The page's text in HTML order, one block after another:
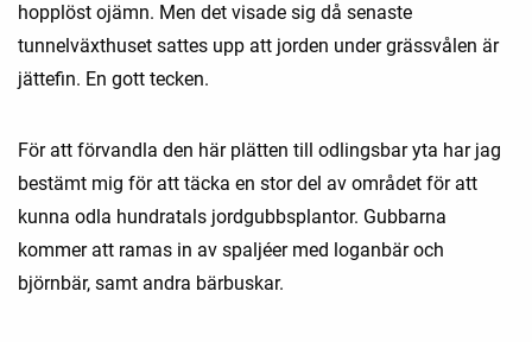
hopplöst ojämn. Men det visade sig då senaste
tunnelväxthuset sattes upp att jorden under grässvålen är
jättefin. En gott tecken.
För att förvandla den här plätten till odlingsbar yta har jag
bestämt mig för att täcka en stor del av området för att
kunna odla hundratals jordgubbsplantor. Gubbarna
kommer att ramas in av spaljéer med loganbär och
björnbär, samt andra bärbuskar.